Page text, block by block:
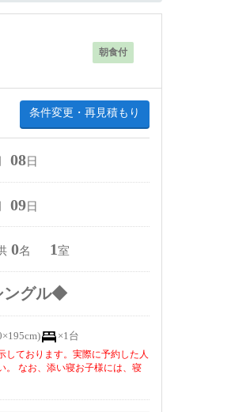
朝食付
条件変更・再見積もり
08日
09日
0名 1室
グル◆
×1台
ております。実際に予約した人
。 なお、添い寝お子様には、寝